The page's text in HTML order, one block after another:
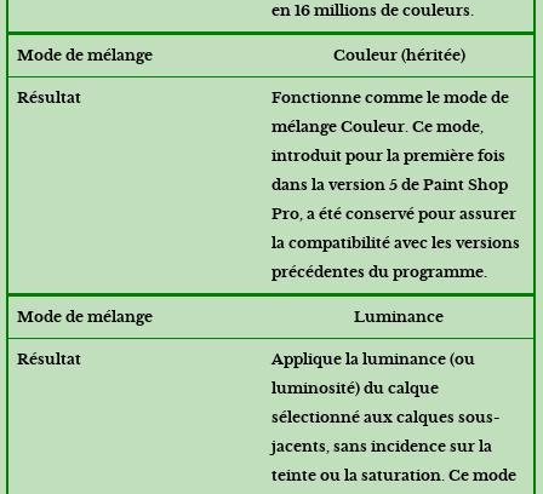
en 16 millions de couleurs.
Couleur (héritée)
Fonctionne comme le mode de
mélange Couleur. Ce mode,
introduit pour la première fois
dans la version 5 de Paint Shop
Pro, a été conservé pour assurer
la compatibilité avec les versions
précédentes du programme.
Luminance
Applique la luminance (ou
luminosité) du calque
sélectionné aux calques sous-
jacents, sans incidence sur la
teinte ou la saturation. Ce mode